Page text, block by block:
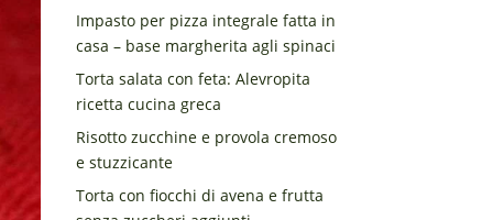
Impasto per pizza integrale fatta in
casa – base margherita agli spinaci
Torta salata con feta: Alevropita
ricetta cucina greca
Risotto zucchine e provola cremoso
e stuzzicante
Torta con fiocchi di avena e frutta